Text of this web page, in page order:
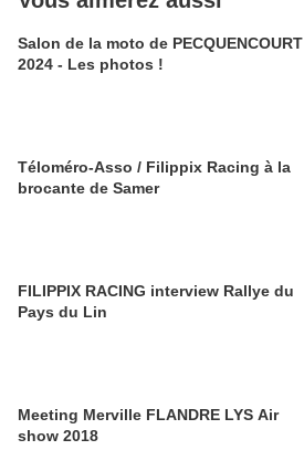
Salon de la moto de PECQUENCOURT
2024 - Les photos !
Téloméro-Asso / Filippix Racing à la
brocante de Samer
FILIPPIX RACING interview Rallye du
Pays du Lin
Meeting Merville FLANDRE LYS Air
show 2018